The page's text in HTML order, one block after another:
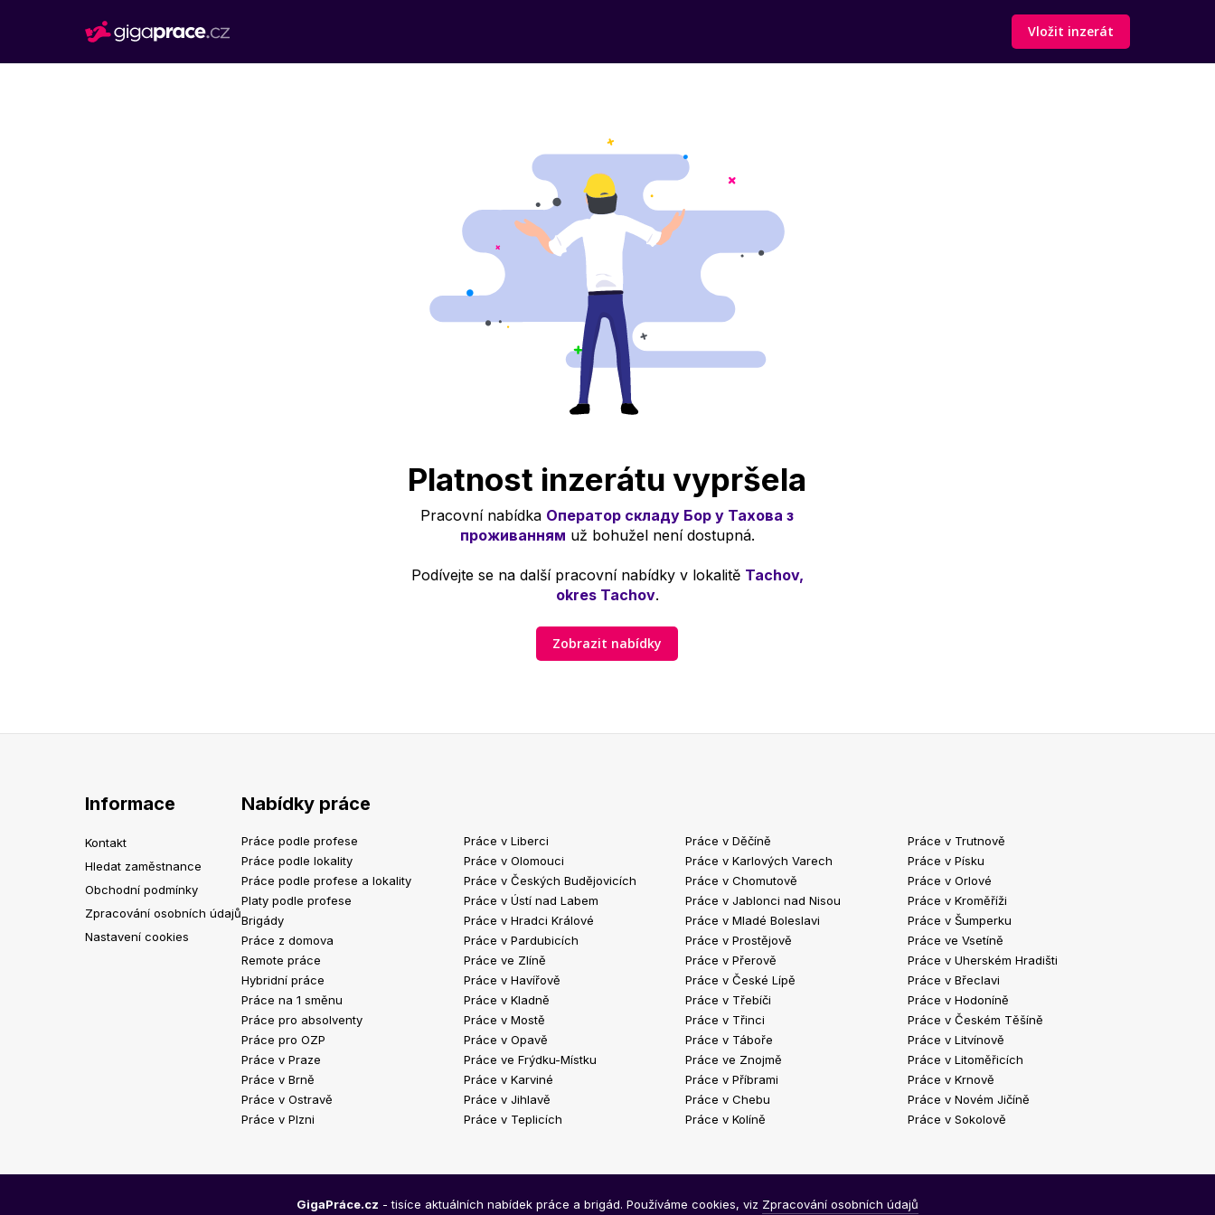
Vložit inzerát
Platnost inzerátu vypršela
Pracovní nabídka Оператор складу Бор у Тахова з
проживанням už bohužel není dostupná.
Podívejte se na další pracovní nabídky v lokalitě Tachov,
okres Tachov.
Zobrazit nabídky
Informace
Kontakt
Hledat zaměstnance
Obchodní podmínky
Zpracování osobních údajů
Nastavení cookies
Nabídky práce
Práce podle profese
Práce podle lokality
Práce podle profese a lokality
Platy podle profese
Brigády
Práce z domova
Remote práce
Hybridní práce
Práce na 1 směnu
Práce pro absolventy
Práce pro OZP
Práce v Praze
Práce v Brně
Práce v Ostravě
Práce v Plzni
Práce v Liberci
Práce v Olomouci
Práce v Českých Budějovicích
Práce v Ústí nad Labem
Práce v Hradci Králové
Práce v Pardubicích
Práce ve Zlíně
Práce v Havířově
Práce v Kladně
Práce v Mostě
Práce v Opavě
Práce ve Frýdku-Místku
Práce v Karviné
Práce v Jihlavě
Práce v Teplicích
Práce v Děčíně
Práce v Karlových Varech
Práce v Chomutově
Práce v Jablonci nad Nisou
Práce v Mladé Boleslavi
Práce v Prostějově
Práce v Přerově
Práce v České Lípě
Práce v Třebíči
Práce v Třinci
Práce v Táboře
Práce ve Znojmě
Práce v Příbrami
Práce v Chebu
Práce v Kolíně
Práce v Trutnově
Práce v Písku
Práce v Orlové
Práce v Kroměříži
Práce v Šumperku
Práce ve Vsetíně
Práce v Uherském Hradišti
Práce v Břeclavi
Práce v Hodoníně
Práce v Českém Těšíně
Práce v Litvínově
Práce v Litoměřicích
Práce v Krnově
Práce v Novém Jičíně
Práce v Sokolově
GigaPráce.cz - tisíce aktuálních nabídek práce a brigád. Používáme cookies, viz Zpracování osobních údajů